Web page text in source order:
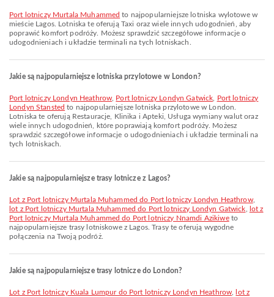
Port lotniczy Murtala Muhammed to najpopularniejsze lotniska wylotowe w
mieście Lagos. Lotniska te oferują Taxi oraz wiele innych udogodnień, aby
poprawić komfort podróży. Możesz sprawdzić szczegółowe informacje o
udogodnieniach i układzie terminali na tych lotniskach.
Jakie są najpopularniejsze lotniska przylotowe w London?
Port lotniczy Londyn Heathrow Port lotniczy Londyn Gatwick
Port lotniczy
Londyn Stansted to najpopularniejsze lotniska przylotowe w London.
Lotniska te oferują Restauracje, Klinika i Apteki, Usługa wymiany walut oraz
wiele innych udogodnień, które poprawiają komfort podróży. Możesz
sprawdzić szczegółowe informacje o udogodnieniach i układzie terminali na
tych lotniskach.
Jakie są najpopularniejsze trasy lotnicze z Lagos?
lot z Port lotniczy Murtala Muhammed do Port lotniczy Londyn Heathrow,
lot z Port lotniczy Murtala Muhammed do Port lotniczy Londyn Gatwick
lot z
Port lotniczy Murtala Muhammed do Port lotniczy Nnamdi Azikiweto
najpopularniejsze trasy lotniskowe z Lagos. Trasy te oferują wygodne
połączenia na Twoją podróż.
Jakie są najpopularniejsze trasy lotnicze do London?
lot z Port lotniczy Kuala Lumpur do Port lotniczy Londyn Heathrow
lot z